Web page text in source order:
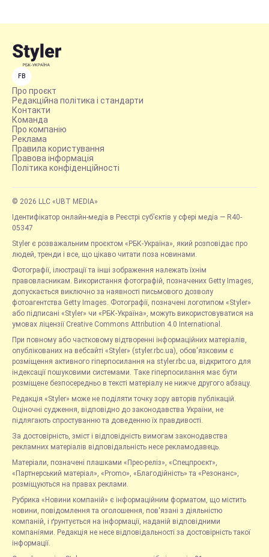
FB
Про проєкт
Редакційна політика і стандарти
Контакти
Команда
Про компанію
Реклама
Правила користування
Правова інформація
Політика конфіденційності
© 2026 LLC «UBT MEDIA»
Ідентифікатор онлайн-медіа в Реєстрі суб’єктів у сфері медіа — R40-
05347
Styler є розважальним проєктом «РБК-Україна», який розповідає про
людей, тренди і все, що цікаво читати поза новинами.
Фотографії, ілюстрації та інші зображення належать їхнім
правовласникам. Використання фотографій, позначених Getty Images,
допускається виключно за наявності письмового дозволу
фотоагентства Getty Images. Фотографії, позначені логотипом «Styler»
або підписані «Styler» чи «РБК-Україна», можуть використовуватися на
умовах ліцензії Creative Commons Attribution 4.0 International.
При повному або частковому відтворенні інформаційних матеріалів,
опублікованих на вебсайті «Styler» (styler.rbc.ua), обов'язковим є
розміщення активного гіперпосилання на styler.rbc.ua, відкритого для
індексації пошуковими системами. Таке гіперпосилання має бути
розміщене безпосередньо в тексті матеріалу не нижче другого абзацу.
Редакція «Styler» може не поділяти точку зору авторів публікацій.
Оціночні судження, відповідно до законодавства України, не
підлягають спростуванню та доведенню їх правдивості.
За достовірність, зміст і відповідність вимогам законодавства
рекламних матеріалів відповідальність несе рекламодавець.
Матеріали, позначені плашками «Прес-реліз», «Спецпроєкт»,
«Партнерський матеріал», «Promo», «Благодійність» та «Резонанс»,
розміщуються на правах реклами.
Рубрика «Новини компаній» є інформаційним форматом, що містить
новини, повідомлення та оголошення, пов'язані з діяльністю
компаній, і ґрунтується на інформації, наданій відповідними
компаніями. Редакція не несе відповідальності за достовірність такої
інформації.